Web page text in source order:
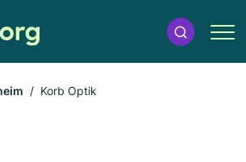
Korb Optik